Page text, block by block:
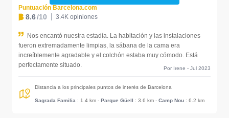
Puntuación Barcelona.com
8.6/10 3.4K opiniones
Nos encantó nuestra estadía. La habitación y las instalaciones
fueron extremadamente limpias, la sábana de la cama era
increíblemente agradable y el colchón estaba muy cómodo. Está
perfectamente situado.
Por Irene - Jul 2023
Distancia a los principales puntos de interés de Barcelona
Sagrada Familia : 1.4 km - Parque Güell : 3.6 km - Camp Nou : 6.2 km